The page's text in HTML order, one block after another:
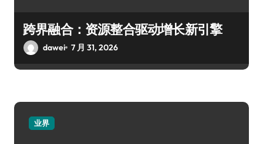
跨界融合：资源整合驱动增长新引擎
dawei 7 月 31, 2026
业界